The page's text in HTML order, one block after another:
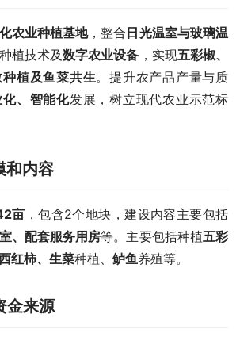
农业种植基地，整合 日光温室与玻璃温
植技术及数字农业设备 ，实现五彩椒、
植及鱼菜共生。提升农产品产量与质
化、智能化发展，树立现代农业示范标
和内容
亩 ，包含2个地块，建设内容主要包括
、配套服务用房等。主要包括种植五彩
红柿、 生菜种植、 鲈鱼养殖等。
金来源